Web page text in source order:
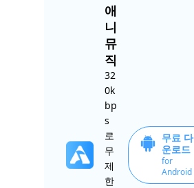
애
니
뮤
직
32
0k
bp
s
로
무
제
한
무료 다
운로드
for
Android